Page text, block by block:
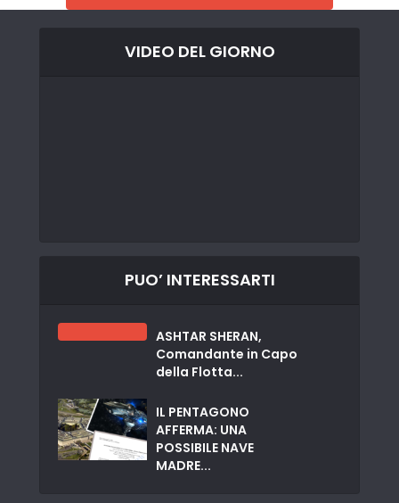
VIDEO DEL GIORNO
PUO’ INTERESSARTI
ASHTAR SHERAN,
Comandante in Capo
della Flotta...
IL PENTAGONO
AFFERMA: UNA
POSSIBILE NAVE
MADRE...